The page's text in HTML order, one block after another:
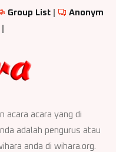
Group List
Anonym
acara acara yang di
adalah pengurus atau
anda di wihara.org.